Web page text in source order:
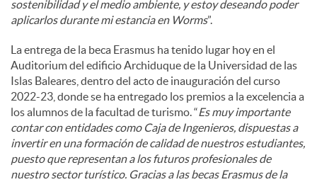
sostenibilidad y el medio ambiente, y estoy deseando poder
aplicarlos durante mi estancia en Worms”.
La entrega de la beca Erasmus ha tenido lugar hoy en el
Auditorium del edificio Archiduque de la Universidad de las
Islas Baleares, dentro del acto de inauguración del curso
2022-23, donde se ha entregado los premios a la excelencia a
los alumnos de la facultad de turismo. “Es muy importante
contar con entidades como Caja de Ingenieros, dispuestas a
invertir en una formación de calidad de nuestros estudiantes,
puesto que representan a los futuros profesionales de
nuestro sector turístico. Gracias a las becas Erasmus de la